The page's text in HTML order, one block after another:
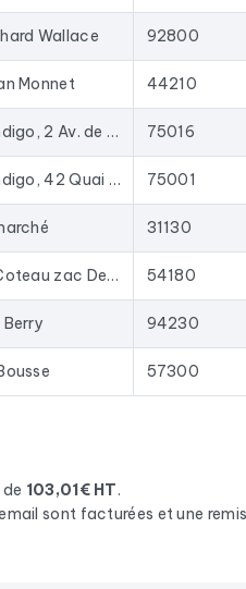
Wallace 92800
Monnet 44210
Parking Indigo, 2 Av. de la Prte de Saint-Cloud 75016
Parking Indigo, 42 Quai des Orfèvres 75001
31130
1 Rue du Coteau zac De Houdemont 54180
Berry 94230
57300
103,01€ HT.
sont facturées et une